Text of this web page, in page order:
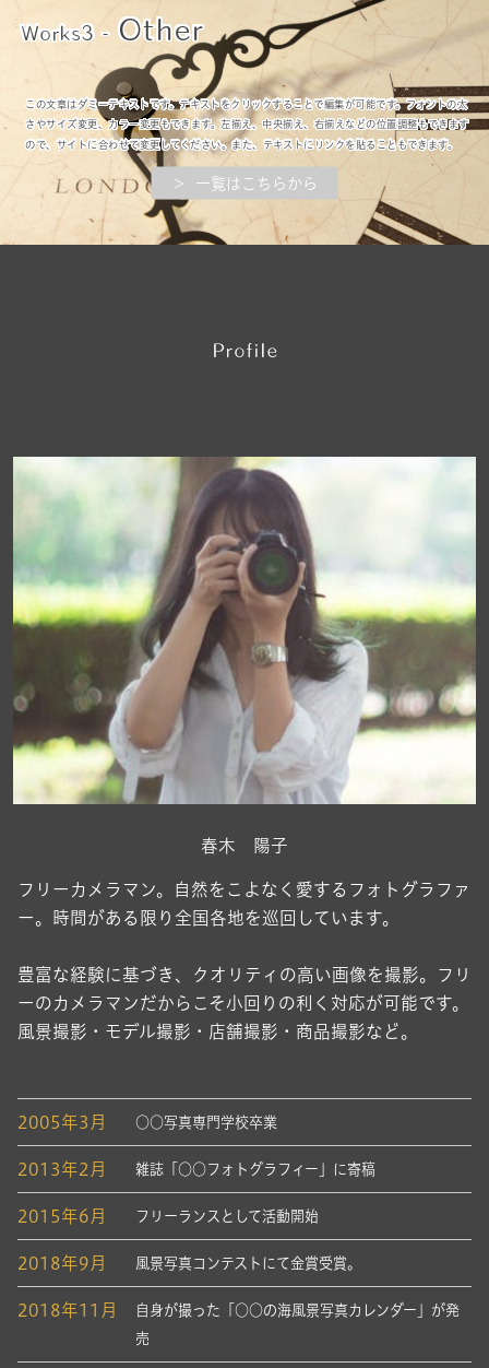
Works3 - Other
この文章はダミーテキストです。テキストをクリックすることで編集が可能です。フォントの太
さやサイズ変更、カラー変更もできます。左揃え、中央揃え、右揃えなどの位置調整もできます
ので、サイトに合わせて変更してください。また、テキストにリンクを貼ることもできます。
＞ 一覧はこちらから
Profile
春木 陽子
フリーカメラマン。自然をこよなく愛するフォトグラファ
ー。時間がある限り全国各地を巡回しています。
豊富な経験に基づき、クオリティの高い画像を撮影。フリ
ーのカメラマンだからこそ小回りの利く対応が可能です。
風景撮影・モデル撮影・店舗撮影・商品撮影など。
2005年3月 ○○写真専門学校卒業
2013年2月 雑誌「○○フォトグラフィー」に寄稿
2015年6月 フリーランスとして活動開始
2018年9月 風景写真コンテストにて金賞受賞。
2018年11月
自身が撮った「○○の海風景写真カレンダー」が発
売